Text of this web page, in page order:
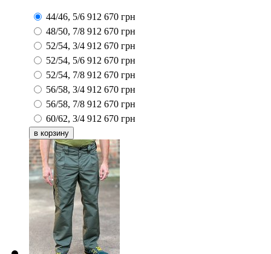
44/46, 5/6 912 670 грн
48/50, 7/8 912 670 грн
52/54, 3/4 912 670 грн
52/54, 5/6 912 670 грн
52/54, 7/8 912 670 грн
56/58, 3/4 912 670 грн
56/58, 7/8 912 670 грн
60/62, 3/4 912 670 грн